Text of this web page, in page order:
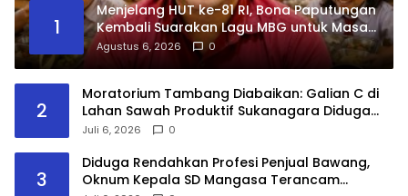
1
Menjelang HUT ke-81 RI, Bona Paputungan
Kembali Suarakan Lagu MBG untuk Masa
Depan Anak Bangsa
Agustus 6, 2026 0
2
Moratorium Tambang Diabaikan: Galian C di
Lahan Sawah Produktif Sukanagara Diduga
Ilegal, Warga Desak Segera Disegel
Juli 6, 2026 0
3
Diduga Rendahkan Profesi Penjual Bawang,
Oknum Kepala SD Mangasa Terancam